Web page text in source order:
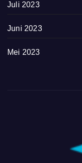
Juli 2023
Juni 2023
Mei 2023